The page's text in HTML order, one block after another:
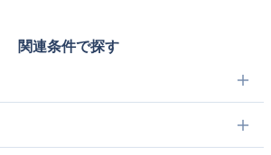
関連条件で探す